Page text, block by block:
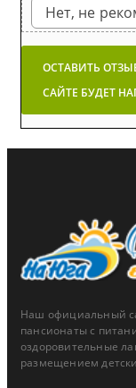
Нет, не
ОСТАВИТЬ
САЙТЕ БУДЕТ
Наш официальный
пансионаты с
оздоровительные
размещением